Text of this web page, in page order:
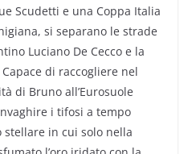
Scudetti e una Coppa Italia
si separano le strade
Luciano De Cecco e la
di raccogliere nel
di Bruno all’Eurosuole
i tifosi a tempo
in cui solo nella